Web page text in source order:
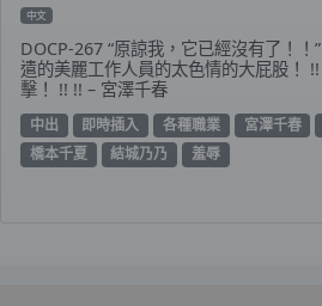
中文
DOCP-267 “原諒我，它已經沒有了！
遣的美麗工作人員的太色情的大屁股！
擊！ !! !! – 宮澤千春
中出 即時插入 各種職業 宮澤千春
橋本千夏
結城乃乃 羞辱